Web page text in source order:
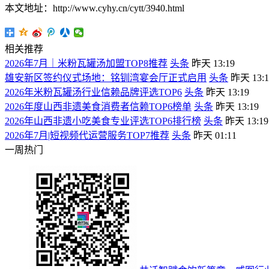
本文地址：http://www.cyhy.cn/cytt/3940.html
相关推荐
2026年7月｜米粉瓦罐汤加盟TOP8推荐 头条 昨天 13:19
雄安新区签约仪式场地：铭钏湾宴会厅正式启用 头条 昨天
2026年米粉瓦罐汤行业信赖品牌评选TOP6 头条 昨天 13:19
2026年度山西非遗美食消费者信赖TOP6榜单 头条 昨天 13:19
2026年山西非遗小吃美食专业评选TOP6排行榜 头条 昨天 13:19
2026年7月|短视频代运营服务TOP7推荐 头条 昨天 01:11
一周热门